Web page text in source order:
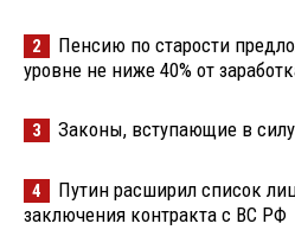
2
Пенсию по старости
уровне не ниже 40% от
3 Законы, вступающие в силу
4
Путин расширил список
заключения контракта с ВС РФ